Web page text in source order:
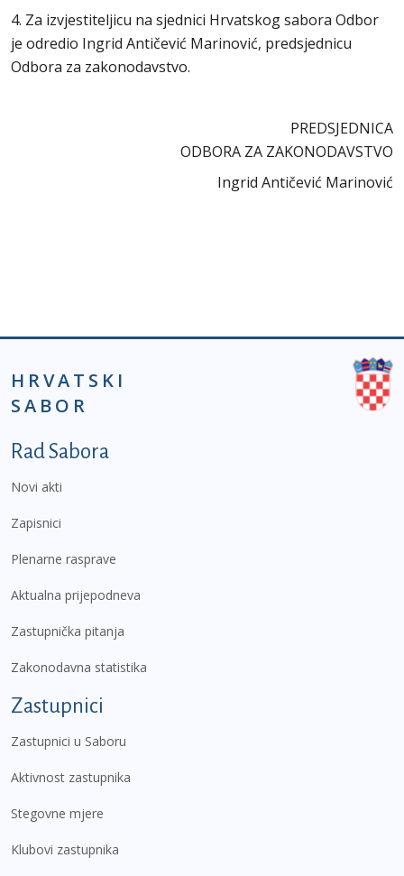
4. Za izvjestiteljicu na sjednici Hrvatskog sabora Odbor
je odredio Ingrid Antičević Marinović, predsjednicu
Odbora za zakonodavstvo.
PREDSJEDNICA
ODBORA ZA ZAKONODAVSTVO
Ingrid Antičević Marinović
HRVATSKI
SABOR
Podnožje prvi izbornik
Rad Sabora
Novi akti
Zapisnici
Plenarne rasprave
Aktualna prijepodneva
Zastupnička pitanja
Zakonodavna statistika
Zastupnici
Zastupnici u Saboru
Aktivnost zastupnika
Stegovne mjere
Klubovi zastupnika